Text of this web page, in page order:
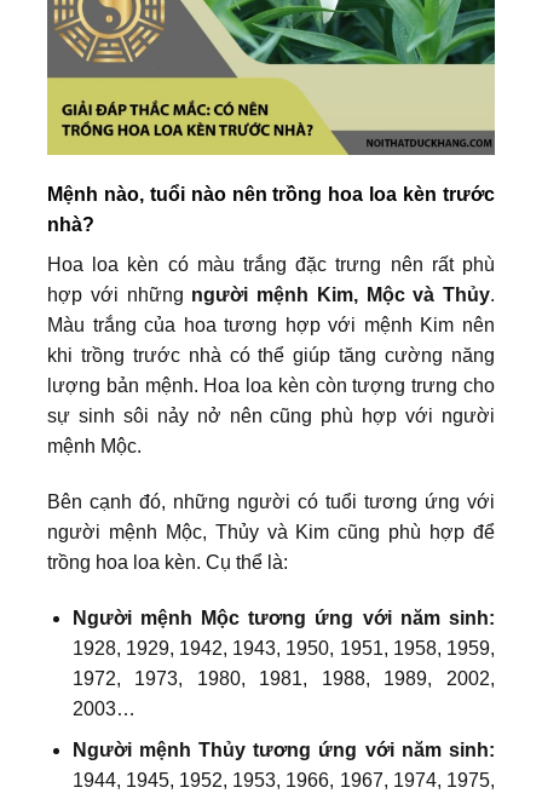
Mệnh nào, tuổi nào nên trồng hoa loa kèn trước
nhà?
Hoa loa kèn có màu trắng đặc trưng nên rất phù
hợp với những người mệnh Kim, Mộc và Thủy.
Màu trắng của hoa tương hợp với mệnh Kim nên
khi trồng trước nhà có thể giúp tăng cường năng
lượng bản mệnh. Hoa loa kèn còn tượng trưng cho
sự sinh sôi nảy nở nên cũng phù hợp với người
mệnh Mộc.
Bên cạnh đó, những người có tuổi tương ứng với
người mệnh Mộc, Thủy và Kim cũng phù hợp để
trồng hoa loa kèn. Cụ thể là:
Người mệnh Mộc tương ứng với năm sinh:
1928, 1929, 1942, 1943, 1950, 1951, 1958, 1959,
1972, 1973, 1980, 1981, 1988, 1989, 2002,
2003…
Người mệnh Thủy tương ứng với năm sinh:
1944, 1945, 1952, 1953, 1966, 1967, 1974, 1975,